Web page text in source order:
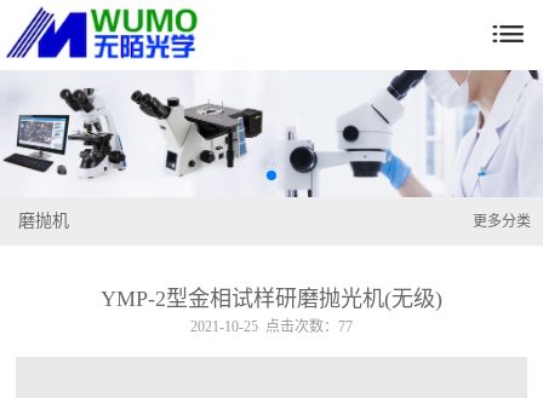

更多分类
磨抛机
YMP-2型金相试样研磨抛光机(无级)
2021-10-25 点击次数：77